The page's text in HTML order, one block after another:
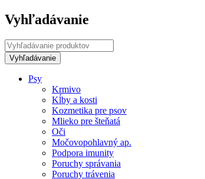
Vyhľadávanie
Psy
Krmivo
Kĺby a kosti
Kozmetika pre psov
Mlieko pre šteňatá
Oči
Močovopohlavný ap.
Podpora imunity
Poruchy správania
Poruchy trávenia